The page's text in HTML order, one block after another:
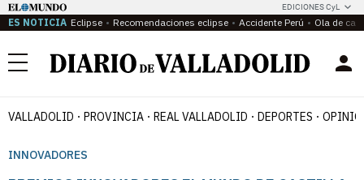
EDICIONES CyL
ES NOTICIA Eclipse Recomendaciones eclipse Accidente Perú Ola de
Menú
VALLADOLID PROVINCIA REAL VALLADOLID DEPORTES
INNOVADORES